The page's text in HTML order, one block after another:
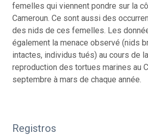
femelles qui viennent pondre sur la
Cameroun. Ce sont aussi des
des nids de ces femelles. Les
également la menace observé (nids
intactes, individus tués) au cours de
reproduction des tortues marines au
septembre à mars de chaque année.
Registros